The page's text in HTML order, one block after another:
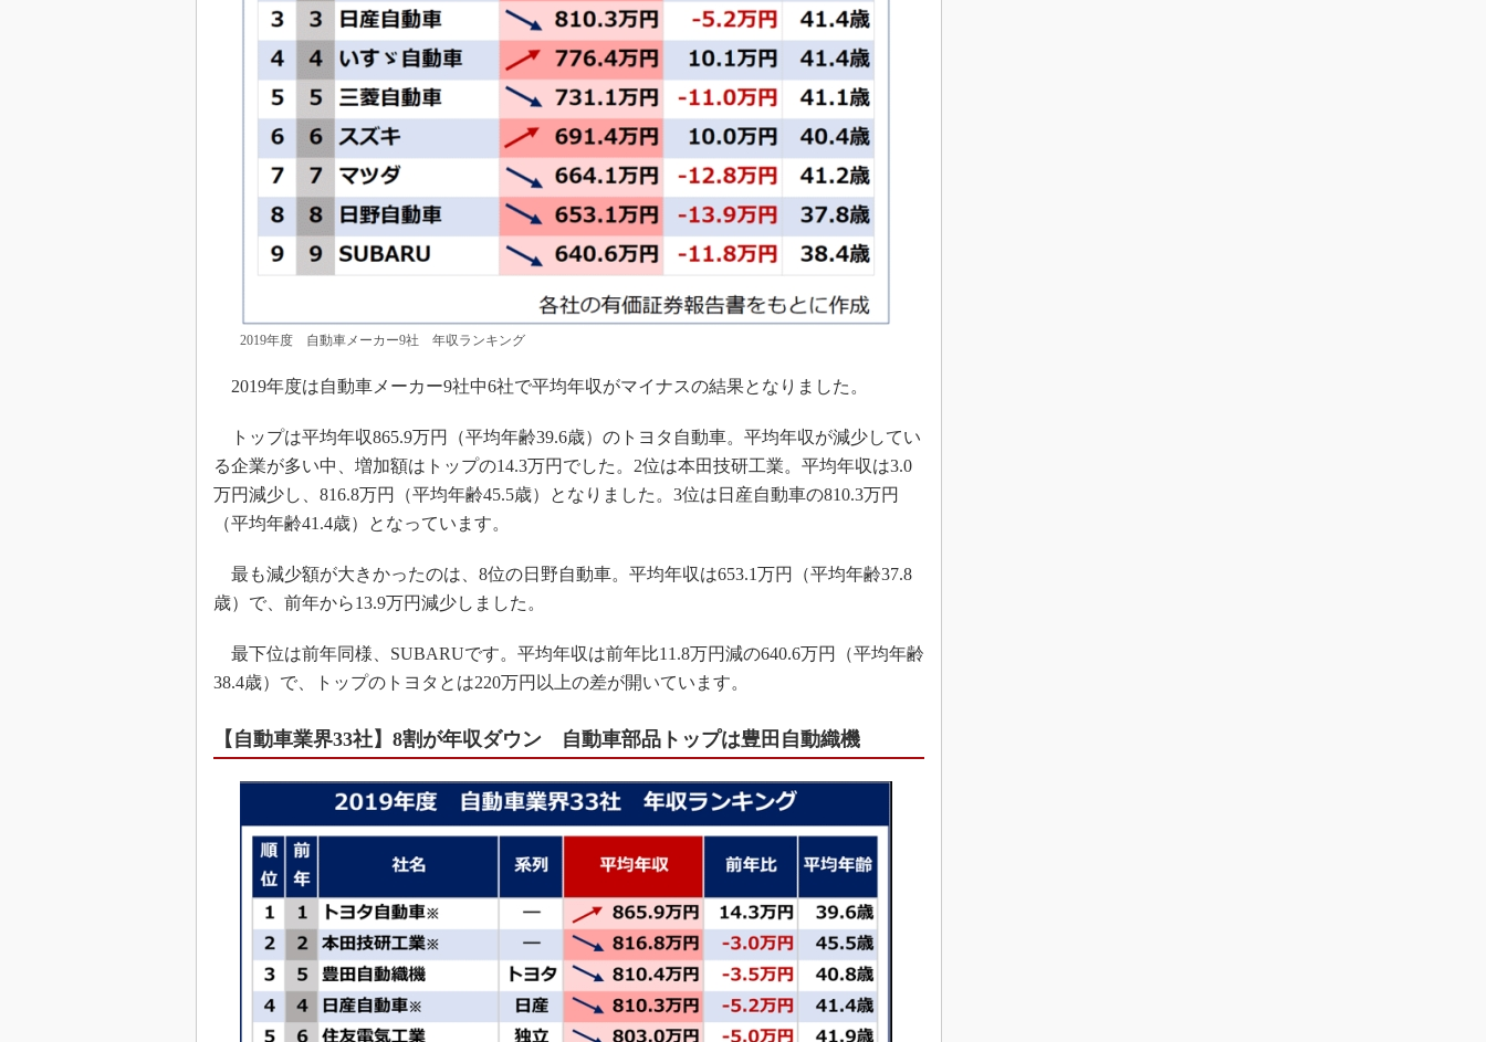
2019年度 自動車メーカー9社 年収ランキング
2019年度は自動車メーカー9社中6社で平均年収がマイナスの結果となりました。
トップは平均年収865.9万円（平均年齢39.6歳）のトヨタ自動車。平均年収が減少してい
る企業が多い中、増加額はトップの14.3万円でした。2位は本田技研工業。平均年収は3.0
万円減少し、816.8万円（平均年齢45.5歳）となりました。3位は日産自動車の810.3万円
（平均年齢41.4歳）となっています。
最も減少額が大きかったのは、8位の日野自動車。平均年収は653.1万円（平均年齢37.8
歳）で、前年から13.9万円減少しました。
最下位は前年同様、SUBARUです。平均年収は前年比11.8万円減の640.6万円（平均年齢
38.4歳）で、トップのトヨタとは220万円以上の差が開いています。
【自動車業界33社】8割が年収ダウン 自動車部品トップは豊田自動織機